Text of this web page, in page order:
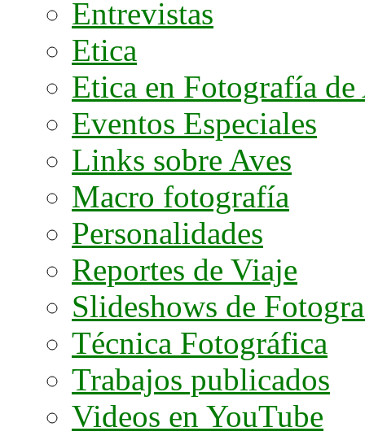
Entrevistas
Etica
Etica en Fotografía de
Eventos Especiales
Links sobre Aves
Macro fotografía
Personalidades
Reportes de Viaje
Slideshows de
Técnica Fotográfica
Trabajos publicados
Videos en YouTube